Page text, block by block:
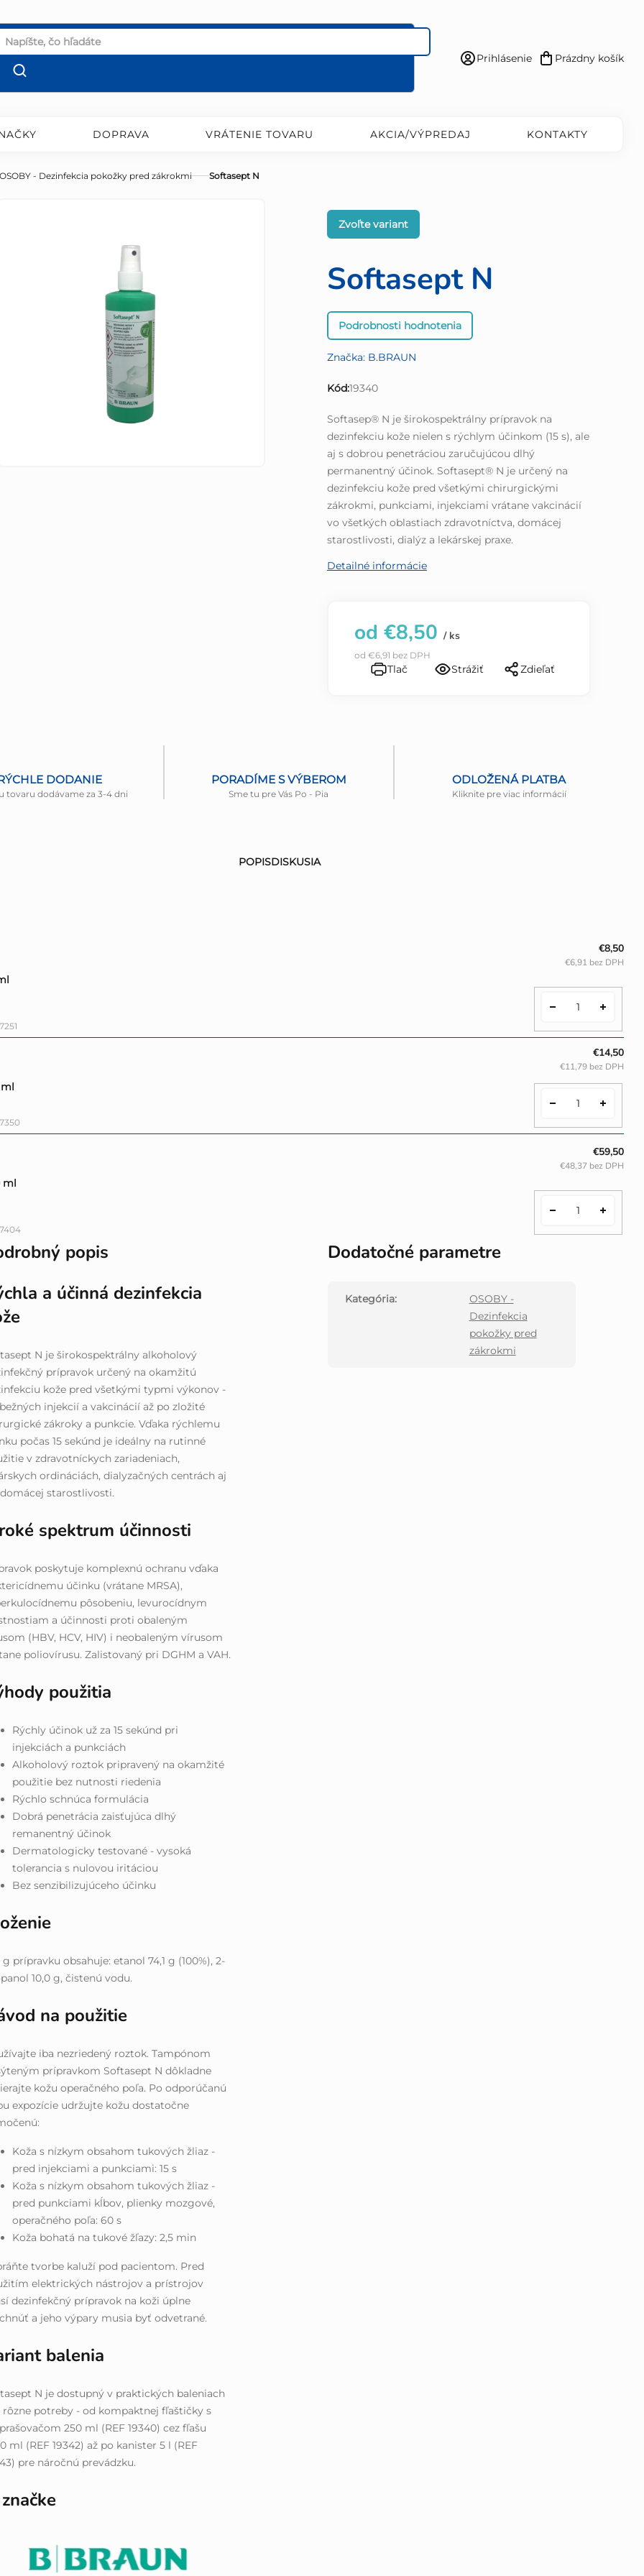
Prihlásenie
Nákupný
Prázdny košík
DOPRAVA VRÁTENIE TOVARU AKCIA/VÝPREDAJ KONTAKTY
OSOBY - Dezinfekcia pokožky pred zákrokmi Softasept N
Softasept N
Priemerné
hodnotenie
je
0,0
5
hviezdičiek.
Podrobnosti hodnotenia
Značka: B.BRAUN
Kód:19340
Zvoľte variant
Softasep® N je širokospektrálny prípravok na
dezinfekciu kože nielen s rýchlym účinkom (15 s), ale
aj s dobrou penetráciou zaručujúcou dlhý
permanentný účinok. Softasept® N je určený na
dezinfekciu kože pred všetkými chirurgickými
zákrokmi, punkciami, injekciami vrátane vakcinácií
vo všetkých oblastiach zdravotníctva, domácej
starostlivosti, dialýz a lekárskej praxe.
Detailné informácie
od €8,50 / ks
od €6,91 bez DPH
Tlač Strážiť Zdieľať
DODANIE
tovaru dodávame za 3-4 dni
PORADÍME S VÝBEROM
Sme tu pre Vás Po - Pia
ODLOŽENÁ PLATBA
Kliknite pre viac informácií
POPISDISKUSIA
€8,50
€6,91 bez DPH
€14,50
€11,79 bez DPH
ml
€59,50
€48,37 bez DPH
popis
a účinná dezinfekcia
N je širokospektrálny alkoholový
prípravok určený na okamžitú
kože pred všetkými typmi výkonov -
injekcií a vakcinácií až po zložité
zákroky a punkcie. Vďaka rýchlemu
počas 15 sekúnd je ideálny na rutinné
v zdravotníckych zariadeniach,
ordináciách, dialyzačných centrách aj
starostlivosti.
spektrum účinnosti
poskytuje komplexnú ochranu vďaka
účinku (vrátane MRSA),
pôsobeniu, levurocídnym
a účinnosti proti obaleným
(HBV, HCV, HIV) i neobaleným vírusom
poliovírusu. Zalistovaný pri DGHM a VAH.
použitia
Rýchly účinok už za 15 sekúnd pri
injekciách a punkciách
Alkoholový roztok pripravený na okamžité
použitie bez nutnosti riedenia
Rýchlo schnúca formulácia
Dobrá penetrácia zaisťujúca dlhý
remanentný účinok
Dermatologicky testované - vysoká
tolerancia s nulovou iritáciou
Bez senzibilizujúceho účinku
g prípravku obsahuje: etanol 74,1 g (100%), 2-
10,0 g, čistenú vodu.
na použitie
iba nezriedený roztok. Tampónom
prípravkom Softasept N dôkladne
kožu operačného poľa. Po odporúčanú
expozície udržujte kožu dostatočne
Koža s nízkym obsahom tukových žliaz -
pred injekciami a punkciami: 15 s
Koža s nízkym obsahom tukových žliaz -
pred punkciami kĺbov, plienky mozgové,
operačného poľa: 60 s
Koža bohatá na tukové žľazy: 2,5 min
tvorbe kaluží pod pacientom. Pred
elektrických nástrojov a prístrojov
dezinfekčný prípravok na koži úplne
a jeho výpary musia byť odvetrané.
balenia
N je dostupný v praktických baleniach
rôzne potreby - od kompaktnej fľaštičky s
250 ml (REF 19340) cez fľašu
ml (REF 19342) až po kanister 5 l (REF
pre náročnú prevádzku.
Dodatočné parametre
Kategória:
OSOBY -
Dezinfekcia
pokožky pred
zákrokmi